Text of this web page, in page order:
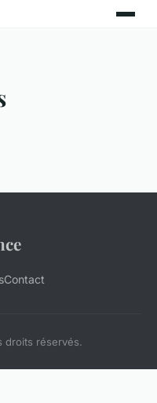
Contact
droits réservés.